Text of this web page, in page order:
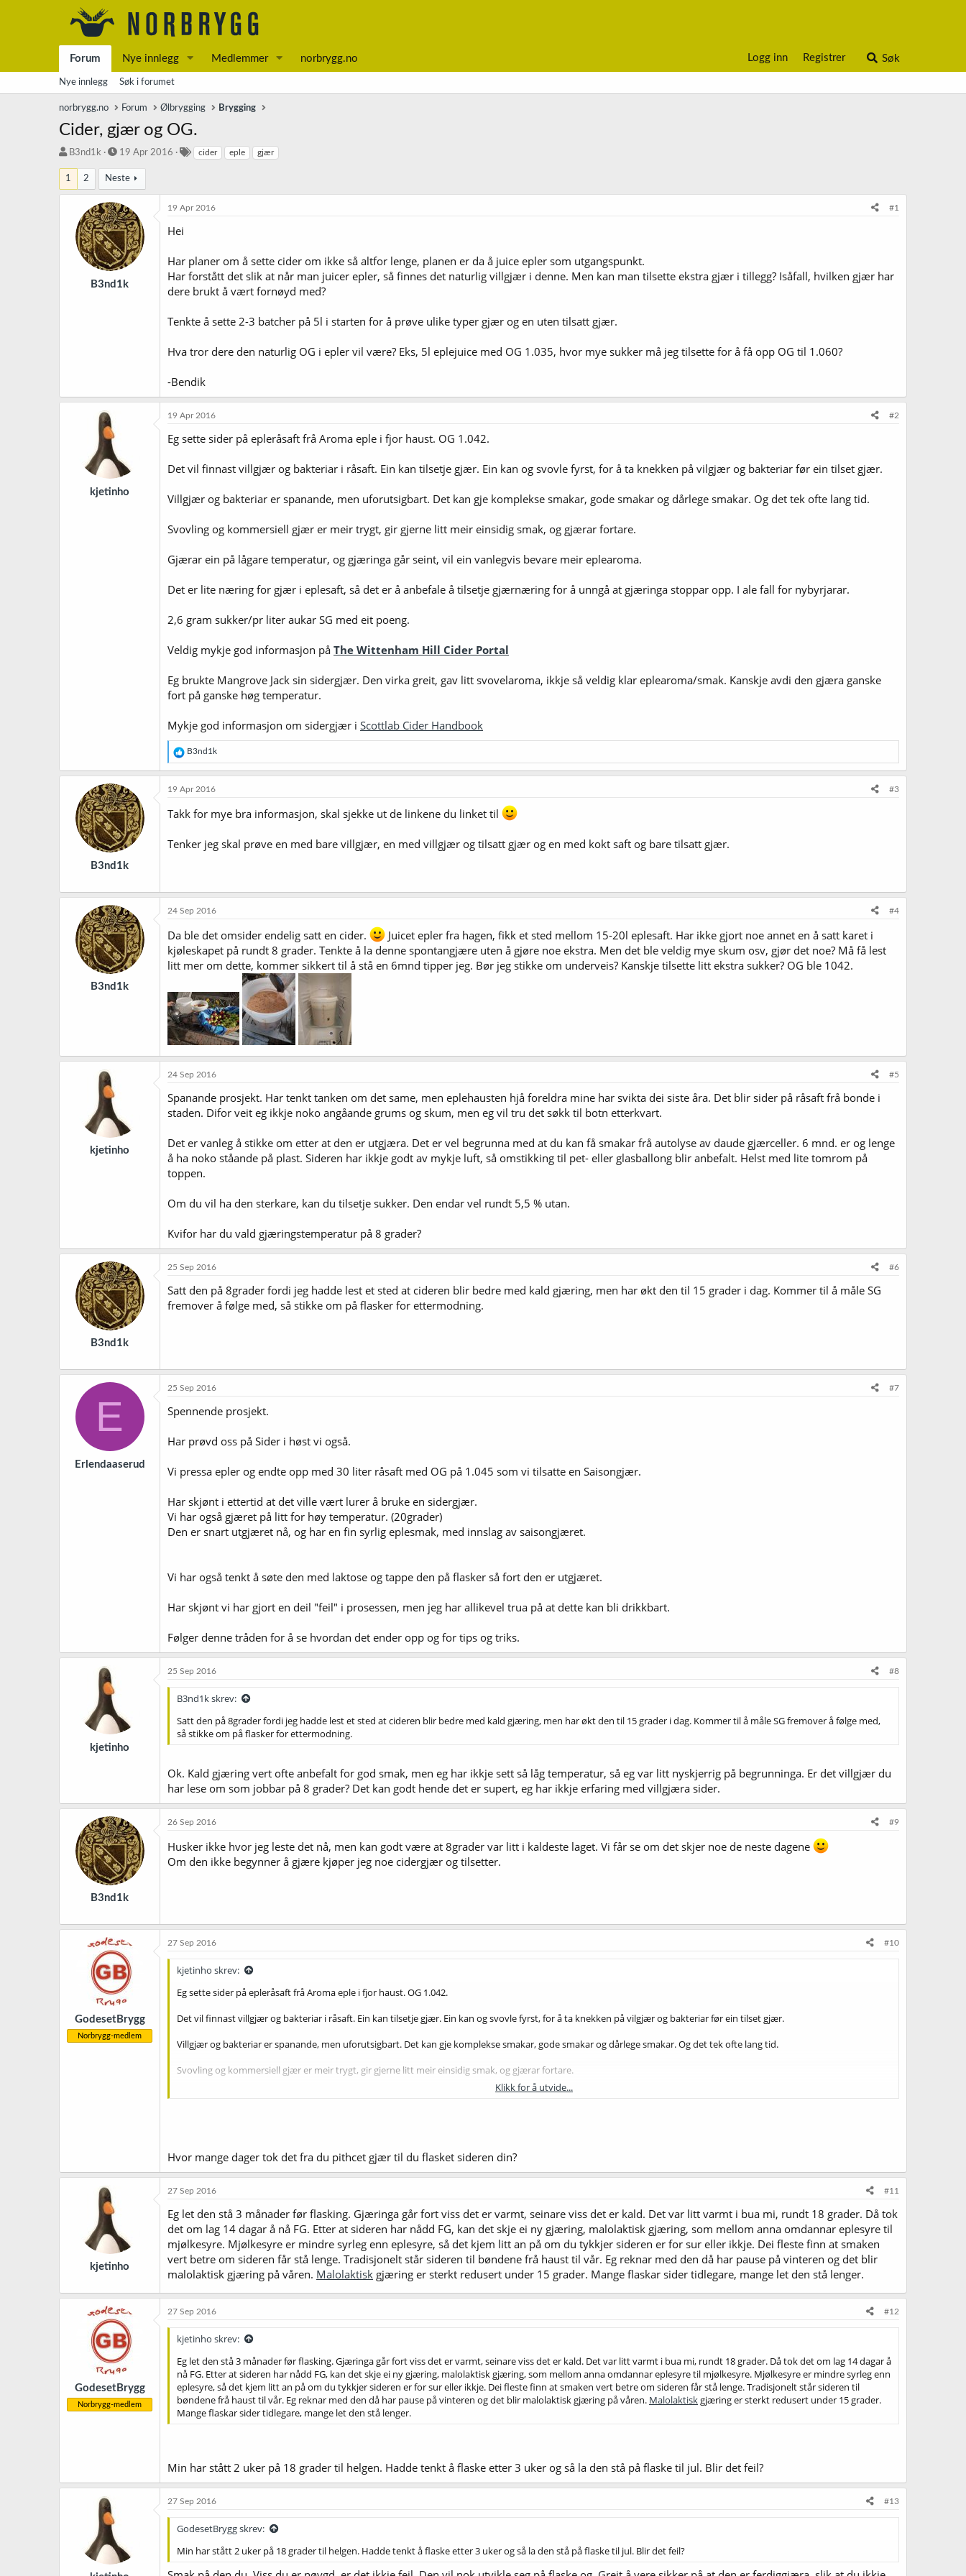
Forum Nye innlegg Medlemmer norbrygg.no Logg inn Registrer Søk
Nye innlegg Søk i forumet
norbrygg.no Forum Ølbrygging Brygging
Cider, gjær og OG.
T
å
d
B3nd1k
S
a
r
t
d
a
t
o
19 Apr 2016
k
cider eple gjær
1 2 Neste
B3nd1k
19 Apr 2016 #1
Hei
Har planer om å sette cider om ikke så altfor lenge, planen er da å juice epler som utgangspunkt.
Har forstått det slik at når man juicer epler, så finnes det naturlig villgjær i denne. Men kan man tilsette ekstra gjær i tillegg? Isåfall, hvilken gjær har
dere brukt å vært fornøyd med?
Tenkte å sette 2-3 batcher på 5l i starten for å prøve ulike typer gjær og en uten tilsatt gjær.
Hva tror dere den naturlig OG i epler vil være? Eks, 5l eplejuice med OG 1.035, hvor mye sukker må jeg tilsette for å få opp OG til 1.060?
-Bendik
kjetinho
19 Apr 2016 #2
Eg sette sider på epleråsaft frå Aroma eple i fjor haust. OG 1.042.
Det vil finnast villgjær og bakteriar i råsaft. Ein kan tilsetje gjær. Ein kan og svovle fyrst, for å ta knekken på vilgjær og bakteriar før ein tilset gjær.
Villgjær og bakteriar er spanande, men uforutsigbart. Det kan gje komplekse smakar, gode smakar og dårlege smakar. Og det tek ofte lang tid.
Svovling og kommersiell gjær er meir trygt, gir gjerne litt meir einsidig smak, og gjærar fortare.
Gjærar ein på lågare temperatur, og gjæringa går seint, vil ein vanlegvis bevare meir eplearoma.
Det er lite næring for gjær i eplesaft, så det er å anbefale å tilsetje gjærnæring for å unngå at gjæringa stoppar opp. I ale fall for nybyrjarar.
2,6 gram sukker/pr liter aukar SG med eit poeng.
Veldig mykje god informasjon på The Wittenham Hill Cider Portal
Eg brukte Mangrove Jack sin sidergjær. Den virka greit, gav litt svovelaroma, ikkje så veldig klar eplearoma/smak. Kanskje avdi den gjæra ganske
fort på ganske høg temperatur.
Mykje god informasjon om sidergjær i Scottlab Cider Handbook
R
e
a
s
j
o
e
B3nd1k
B3nd1k
19 Apr 2016 #3
Takk for mye bra informasjon, skal sjekke ut de linkene du linket til
Tenker jeg skal prøve en med bare villgjær, en med villgjær og tilsatt gjær og en med kokt saft og bare tilsatt gjær.
B3nd1k
24 Sep 2016 #4
Da ble det omsider endelig satt en cider.
Juicet epler fra hagen, fikk et sted mellom 15-20l eplesaft. Har ikke gjort noe annet en å satt karet i
kjøleskapet på rundt 8 grader. Tenkte å la denne spontangjære uten å gjøre noe ekstra. Men det ble veldig mye skum osv, gjør det noe? Må få lest
litt mer om dette, kommer sikkert til å stå en 6mnd tipper jeg. Bør jeg stikke om underveis? Kanskje tilsette litt ekstra sukker? OG ble 1042.
kjetinho
24 Sep 2016 #5
Spanande prosjekt. Har tenkt tanken om det same, men eplehausten hjå foreldra mine har svikta dei siste åra. Det blir sider på råsaft frå bonde i
staden. Difor veit eg ikkje noko angåande grums og skum, men eg vil tru det søkk til botn etterkvart.
Det er vanleg å stikke om etter at den er utgjæra. Det er vel begrunna med at du kan få smakar frå autolyse av daude gjærceller. 6 mnd. er og lenge
å ha noko ståande på plast. Sideren har ikkje godt av mykje luft, så omstikking til pet- eller glasballong blir anbefalt. Helst med lite tomrom på
toppen.
Om du vil ha den sterkare, kan du tilsetje sukker. Den endar vel rundt 5,5 % utan.
Kvifor har du vald gjæringstemperatur på 8 grader?
B3nd1k
25 Sep 2016 #6
Satt den på 8grader fordi jeg hadde lest et sted at cideren blir bedre med kald gjæring, men har økt den til 15 grader i dag. Kommer til å måle SG
fremover å følge med, så stikke om på flasker for ettermodning.
E
Erlendaaserud
25 Sep 2016 #7
Spennende prosjekt.
Har prøvd oss på Sider i høst vi også.
Vi pressa epler og endte opp med 30 liter råsaft med OG på 1.045 som vi tilsatte en Saisongjær.
Har skjønt i ettertid at det ville vært lurer å bruke en sidergjær.
Vi har også gjæret på litt for høy temperatur. (20grader)
Den er snart utgjæret nå, og har en fin syrlig eplesmak, med innslag av saisongjæret.
Vi har også tenkt å søte den med laktose og tappe den på flasker så fort den er utgjæret.
Har skjønt vi har gjort en deil "feil" i prosessen, men jeg har allikevel trua på at dette kan bli drikkbart.
Følger denne tråden for å se hvordan det ender opp og for tips og triks.
kjetinho
25 Sep 2016 #8
B3nd1k skrev:
Satt den på 8grader fordi jeg hadde lest et sted at cideren blir bedre med kald gjæring, men har økt den til 15 grader i dag. Kommer til å måle SG fremover å følge med,
så stikke om på flasker for ettermodning.
Ok. Kald gjæring vert ofte anbefalt for god smak, men eg har ikkje sett så låg temperatur, så eg var litt nyskjerrig på begrunninga. Er det villgjær du
har lese om som jobbar på 8 grader? Det kan godt hende det er supert, eg har ikkje erfaring med villgjæra sider.
B3nd1k
26 Sep 2016 #9
Husker ikke hvor jeg leste det nå, men kan godt være at 8grader var litt i kaldeste laget. Vi får se om det skjer noe de neste dagene
Om den ikke begynner å gjære kjøper jeg noe cidergjær og tilsetter.
GodesetBrygg
Norbrygg-medlem
27 Sep 2016 #10
kjetinho skrev:
Eg sette sider på epleråsaft frå Aroma eple i fjor haust. OG 1.042.
Det vil finnast villgjær og bakteriar i råsaft. Ein kan tilsetje gjær. Ein kan og svovle fyrst, for å ta knekken på vilgjær og bakteriar før ein tilset gjær.
Villgjær og bakteriar er spanande, men uforutsigbart. Det kan gje komplekse smakar, gode smakar og dårlege smakar. Og det tek ofte lang tid.
Svovling og kommersiell gjær er meir trygt, gir gjerne litt meir einsidig smak, og gjærar fortare.
Gjærar ein på lågare temperatur, og gjæringa går seint, vil ein vanlegvis bevare meir eplearoma.
Veldig mykje god informasjon påThe Wittenham Hill Cider Portal
temperatur.
Mykje god informasjon om sidergjær iScottlab Cider Handbook
Klikk for å utvide...
Hvor mange dager tok det fra du pithcet gjær til du flasket sideren din?
kjetinho
27 Sep 2016 #11
Eg let den stå 3 månader før flasking. Gjæringa går fort viss det er varmt, seinare viss det er kald. Det var litt varmt i bua mi, rundt 18 grader. Då tok
det om lag 14 dagar å nå FG. Etter at sideren har nådd FG, kan det skje ei ny gjæring, malolaktisk gjæring, som mellom anna omdannar eplesyre til
mjølkesyre. Mjølkesyre er mindre syrleg enn eplesyre, så det kjem litt an på om du tykkjer sideren er for sur eller ikkje. Dei fleste finn at smaken
vert betre om sideren får stå lenge. Tradisjonelt står sideren til bøndene frå haust til vår. Eg reknar med den då har pause på vinteren og det blir
malolaktisk gjæring på våren. Malolaktisk gjæring er sterkt redusert under 15 grader. Mange flaskar sider tidlegare, mange let den stå lenger.
GodesetBrygg
Norbrygg-medlem
27 Sep 2016 #12
kjetinho skrev:
Eg let den stå 3 månader før flasking. Gjæringa går fort viss det er varmt, seinare viss det er kald. Det var litt varmt i bua mi, rundt 18 grader. Då tok det om lag 14 dagar å
nå FG. Etter at sideren har nådd FG, kan det skje ei ny gjæring, malolaktisk gjæring, som mellom anna omdannar eplesyre til mjølkesyre. Mjølkesyre er mindre syrleg enn
eplesyre, så det kjem litt an på om du tykkjer sideren er for sur eller ikkje. Dei fleste finn at smaken vert betre om sideren får stå lenge. Tradisjonelt står sideren til
bøndene frå haust til vår. Eg reknar med den då har pause på vinteren og det blir malolaktisk gjæring på våren. Malolaktiskgjæring er sterkt redusert under 15 grader.
Mange flaskar sider tidlegare, mange let den stå lenger.
Min har stått 2 uker på 18 grader til helgen. Hadde tenkt å flaske etter 3 uker og så la den stå på flaske til jul. Blir det feil?
27 Sep 2016 #13
GodesetBrygg skrev:
Min har stått 2 uker på 18 grader til helgen. Hadde tenkt å flaske etter 3 uker og så la den stå på flaske til jul. Blir det feil?